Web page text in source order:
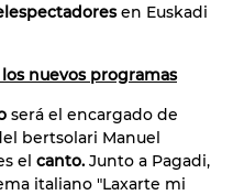
en Euskadi
nuevos programas
será el encargado de
bertsolari Manuel
el canto. Junto a Pagadi,
italiano "Laxarte mi